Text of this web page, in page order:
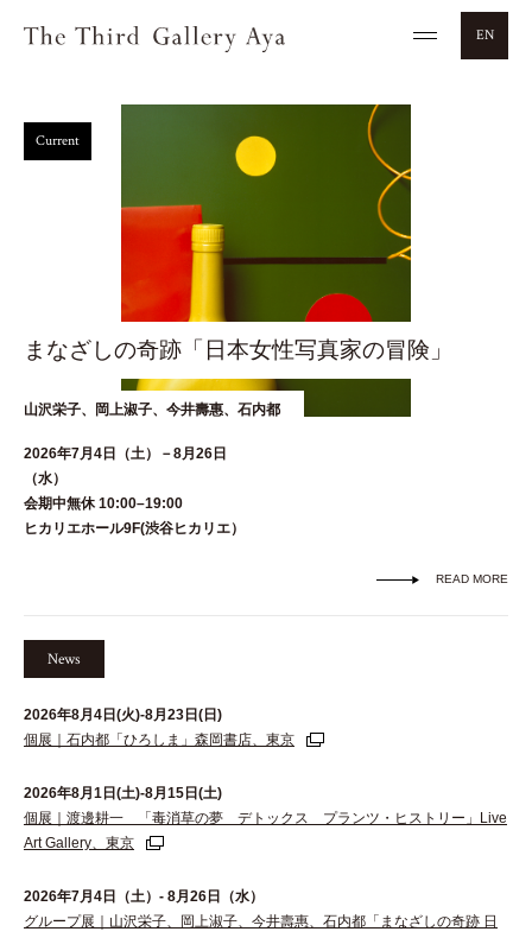
EN
まなざしの奇跡「日本女性写真家の冒険」
山沢栄子、岡上淑子、今井壽惠、石内都
Current
2026年7月4日（土）－8月26日
（水
会期中無休 10:00–19:00
ヒカリエホール9F(渋谷ヒカリエ）
READ MORE
News
2026年8月4日(火)-8月23日(日)
個展｜石内都「ひろしま」森岡書店、東京
2026年8月1日(土)-8月15日(土)
個展｜渡邊耕一 「毒消草の夢 デトックス プランツ・ヒストリー」Live
Art Gallery、東京
2026年7月4日（土）- 8月26日（水）
グループ展｜山沢栄子、岡上淑子、今井壽惠、石内都「まなざしの奇跡 日